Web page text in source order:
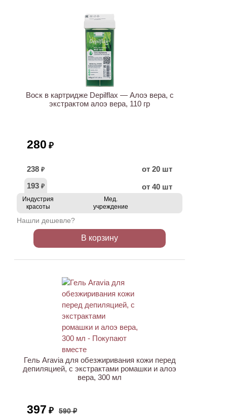
Воск в картридже Depilflax — Алоэ вера, с
экстрактом алоэ вера, 110 гр
280 ₽
238 ₽
от 20 шт
193 ₽ от 40 шт
Индустрия
красоты
Мед.
учреждение
Нашли дешевле?
В корзину
Гель Aravia для обезжиривания кожи перед
депиляцией, с экстрактами ромашки и алоэ
вера, 300 мл
397 ₽ 590 ₽